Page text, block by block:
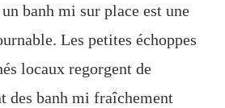
banh mi sur place est une
Les petites échoppes
locaux regorgent de
des banh mi fraîchement